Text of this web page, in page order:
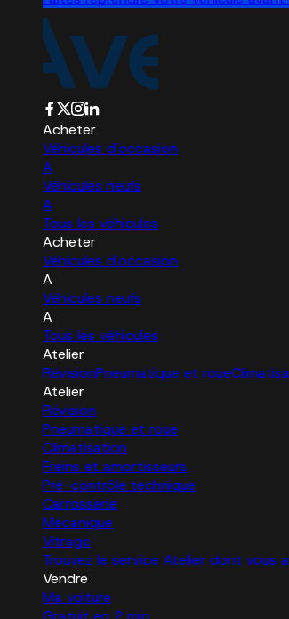
Acheter
Véhicules d'occasion
A
Véhicules neufs
A
Tous les véhicules
Acheter
Véhicules d'occasion
A
Véhicules neufs
A
Tous les véhicules
Atelier
RévisionPneumatique et roue
Atelier
Révision
Pneumatique et roue
Climatisation
Freins et amortisseurs
Pré-contrôle technique
Carrosserie
Mécanique
Vitrage
Trouvez le service Atelier dont vous
Vendre
Ma voiture